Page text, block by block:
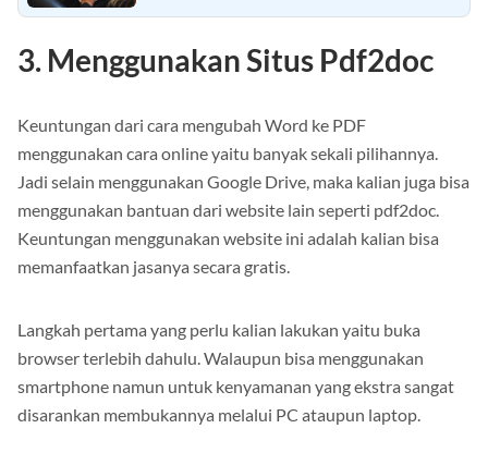
3. Menggunakan Situs Pdf2doc
Keuntungan dari cara mengubah Word ke PDF
menggunakan cara online yaitu banyak sekali pilihannya.
Jadi selain menggunakan Google Drive, maka kalian juga bisa
menggunakan bantuan dari website lain seperti pdf2doc.
Keuntungan menggunakan website ini adalah kalian bisa
memanfaatkan jasanya secara gratis.
Langkah pertama yang perlu kalian lakukan yaitu buka
browser terlebih dahulu. Walaupun bisa menggunakan
smartphone namun untuk kenyamanan yang ekstra sangat
disarankan membukannya melalui PC ataupun laptop.